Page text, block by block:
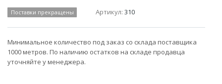
Поставки прекращены Артикул:310
Минимальное количество под заказ со склада поставщика
1000 метров. По наличию остатков на складе продавца
уточняйте у менеджера.